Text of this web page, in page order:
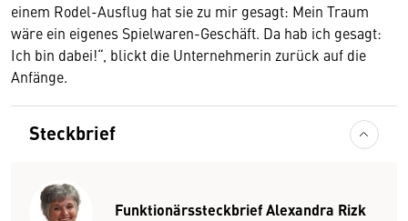
einem Rodel-Ausflug hat sie zu mir gesagt: Mein Traum
wäre ein eigenes Spielwaren-Geschäft. Da hab ich gesagt:
Ich bin dabei!“, blickt die Unternehmerin zurück auf die
Anfänge.
Steckbrief
Funktionärssteckbrief Alexandra Rizk